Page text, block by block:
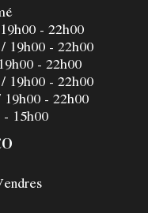
- 22h00
19h00 - 22h00
- 22h00
19h00 - 22h00
- 22h00
15h00